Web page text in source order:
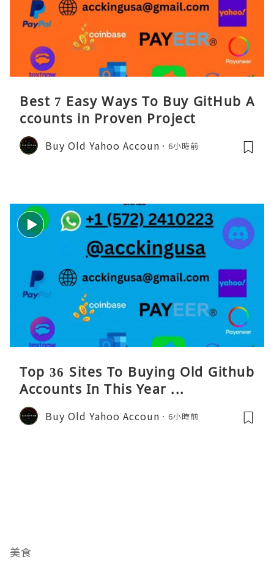
Best 7 Easy Ways To Buy GitHub A
ccounts in Proven Project
Buy Old Yahoo Accoun 6小時前
Top 36 Sites To Buying Old Github
Accounts In This Year ...
Buy Old Yahoo Accoun 6小時前
美食